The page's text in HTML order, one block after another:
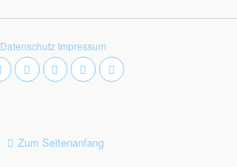
Datenschutz Impressum
Zum Seitenanfang